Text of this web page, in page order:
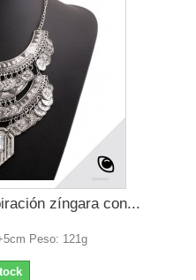
zíngara con...
Peso: 121g